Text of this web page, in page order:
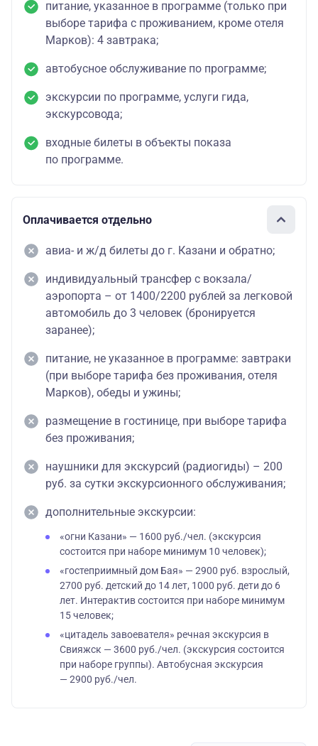
питание, указанное в программе (только при
выборе тарифа с проживанием, кроме отеля
Марков): 4 завтрака;
автобусное обслуживание по программе;
экскурсии по программе, услуги гида,
экскурсовода;
входные билеты в объекты показа
по программе.
Оплачивается отдельно
авиа- и ж/д билеты до г. Казани и обратно;
индивидуальный трансфер с вокзала/
аэропорта – от 1400/2200 рублей за легковой
автомобиль до 3 человек (бронируется
заранее);
питание, не указанное в программе: завтраки
(при выборе тарифа без проживания, отеля
Марков), обеды и ужины;
размещение в гостинице, при выборе тарифа
без проживания;
наушники для экскурсий (радиогиды) – 200
руб. за сутки экскурсионного обслуживания;
дополнительные экскурсии:
«огни Казани» — 1600 руб./чел. (экскурсия
состоится при наборе минимум 10 человек);
«гостеприимный дом Бая» — 2900 руб. взрослый,
2700 руб. детский до 14 лет, 1000 руб. дети до 6
лет. Интерактив состоится при наборе минимум
15 человек;
«цитадель завоевателя» речная экскурсия в
Свияжск — 3600 руб./чел. (экскурсия состоится
при наборе группы). Автобусная экскурсия
— 2900 руб./чел.